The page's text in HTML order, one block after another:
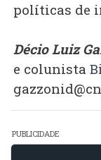
políticas de
Décio Luiz
e colunista
PUBLICIDADE